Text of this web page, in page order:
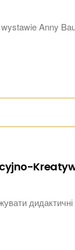
Anny
дидактичні